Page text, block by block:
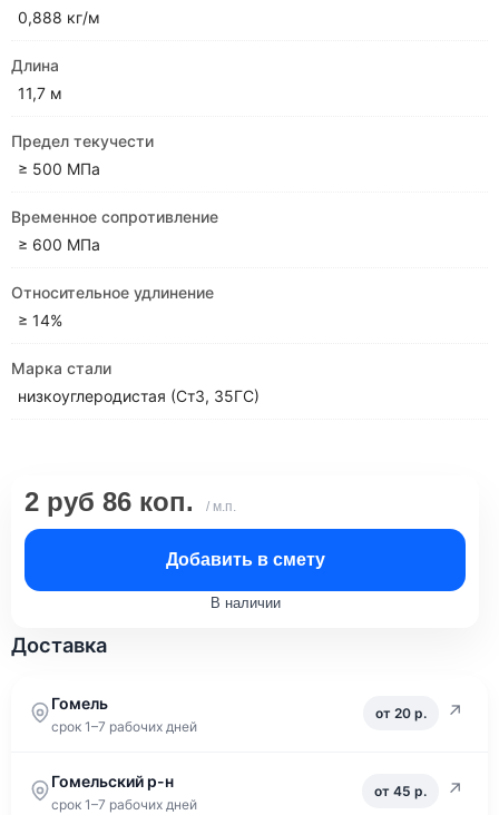
0,888 кг/м
Длина
11,7 м
Предел текучести
≥ 500 МПа
Временное сопротивление
≥ 600 МПа
Относительное удлинение
≥ 14%
Марка стали
низкоуглеродистая (Ст3, 35ГС)
2 руб 86 коп. / м.п.
Добавить в смету
В наличии
Доставка
Гомель
срок 1–7 рабочих дней
от 20 р. ↗
Гомельский р-н
срок 1–7 рабочих дней
от 45 р. ↗